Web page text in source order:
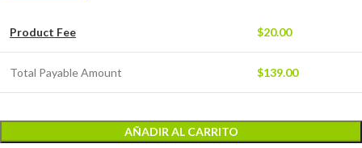
Product Fee $20.00
Total Payable Amount $139.00
AÑADIR AL CARRITO